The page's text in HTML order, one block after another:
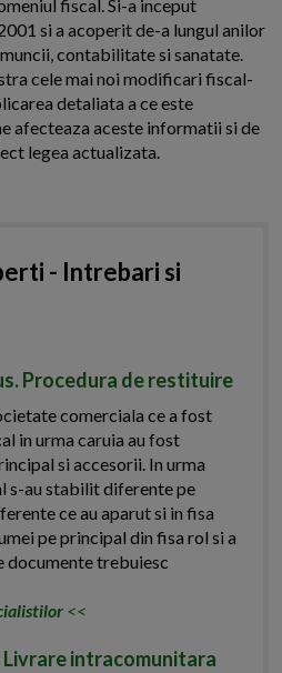
fiscal. Si-a inceput
si a acoperit de-a lungul anilor
contabilitate si sanatate.
cele mai noi modificari fiscal-
detaliata a ce este
afecteaza aceste informatii si de
legea actualizata.
- Intrebari si
Procedura de restituire
comerciala ce a fost
in urma caruia au fost
si accesorii. In urma
s-au stabilit diferente pe
ce au aparut si in fisa
pe principal din fisa rol si a
documente trebuiesc
<<
Livrare intracomunitara